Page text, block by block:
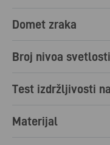
Domet zraka
Broj nivoa svetlosti
Test izdržljivosti
Materijal